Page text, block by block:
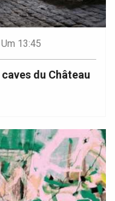
Um 13:45
du Château